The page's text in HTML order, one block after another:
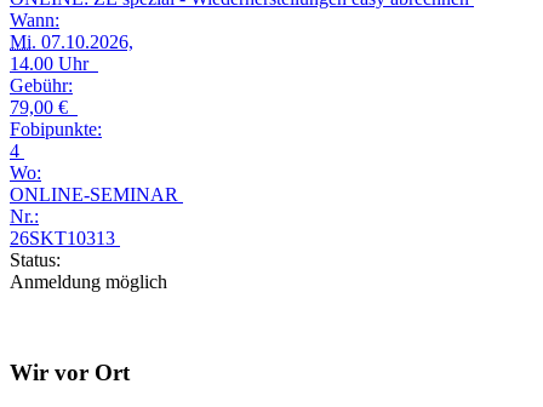
Wann:
Mi. 07.10.2026,
14.00 Uhr
Gebühr:
79,00 €
Fobipunkte:
4
Wo:
ONLINE-SEMINAR
Nr.:
26SKT10313
Status:
Anmeldung möglich
Wir vor Ort